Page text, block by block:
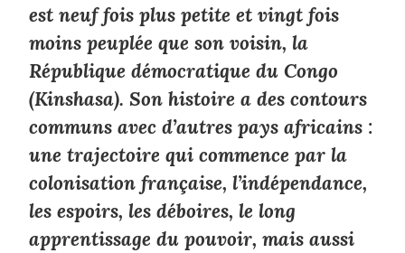
est neuf fois plus petite et vingt fois
moins peuplée que son voisin, la
République démocratique du Congo
(Kinshasa). Son histoire a des contours
communs avec d’autres pays africains :
une trajectoire qui commence par la
colonisation française, l’indépendance,
les espoirs, les déboires, le long
apprentissage du pouvoir, mais aussi